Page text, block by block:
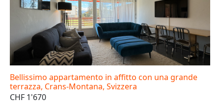
Bellissimo appartamento in affitto con una grande
terrazza, Crans-Montana, Svizzera
CHF 1'670